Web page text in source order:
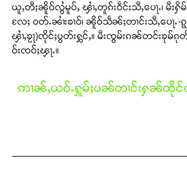
ယူႇတီႈၼိူဝ်လွႆမူပ်ႇ ၾၢႆႇတူၵ်းဝဵင်းသီႇပေႃႉ၊ မီး
လႄႈ ဝတ်ႉၼၢႆးၶၢဝ်၊ ၼိူဝ်သဵၼ်ႈတၢင်းသီႇပေႃႉ-ၵျွ
ၾၢႆႇၶႂႃ)ၸိုင်ႈပွတ်းႁွင်ႇ။ မီးၸွမ်းၵၼ်တင်းၶုမ်ၵု
ဝ်းၸဝ်ႈၾႃႉ။
ဢၢၼ်ႇယဝ်ႉႁူမ်ႈပၼ်တၢင်းႁၼ်ထိုင်